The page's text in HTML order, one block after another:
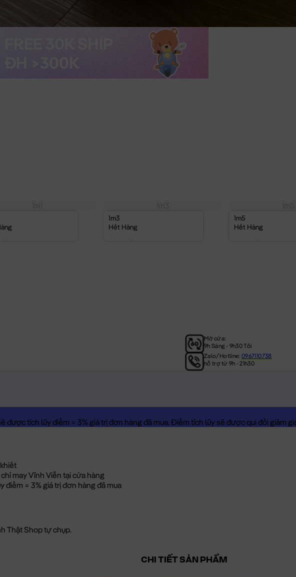
1m3
Hết Hàng
1m5
Hết Hàng
Mở cửa:
9h Sáng - 9h30 Tối
Zalo/Hotline:0967110738
hỗ trợ từ 9h - 21h30
được tích lũy điểm = 3% giá trị đơn hàng đã mua. Điểm tích lũy sẽ được qui đổi giảm
may Vĩnh Viễn tại cửa hàng
điểm = 3% giá trị đơn hàng đã mua
Thật Shop tự chụp.
CHI TIẾT SẢN PHẨM